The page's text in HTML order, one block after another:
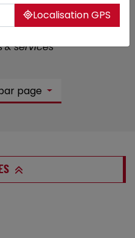
& services
page
Localisation GPS